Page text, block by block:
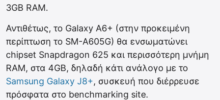
3GB RAM.
Αντιθέτως, το Galaxy A6+ (στην προκειμένη
περίπτωση το SM-A605G) θα ενσωματώνει
chipset Snapdragon 625 και περισσότερη μνήμη
RAM, στα 4GB, δηλαδή κάτι ανάλογο με το
Samsung Galaxy J8+, συσκευή που διέρρευσε
πρόσφατα στο benchmarking site.